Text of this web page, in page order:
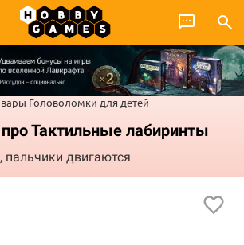
Головоломки для детей
Тактильные лабиринты
пальчики двигаются